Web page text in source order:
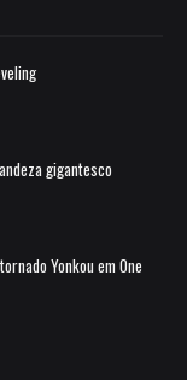
gigantesco
Yonkou em One